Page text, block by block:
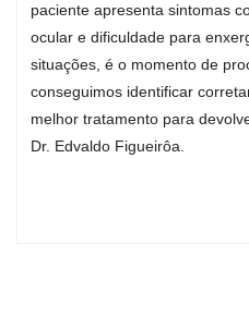
paciente apresenta sintomas
ocular e dificuldade para
situações, é o momento de
conseguimos identificar
melhor tratamento para
Dr. Edvaldo Figueirôa.